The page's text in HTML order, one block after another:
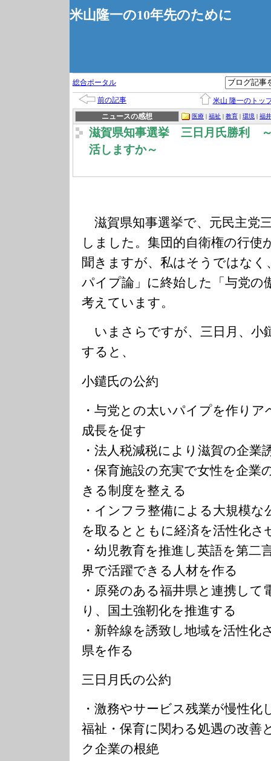
米山隆一の10年先のために
総合ポータル
前の記事
米山 隆一のトッ
ニュースの感想
医療 | 福祉 | 教育 | 環境 | 福
滋賀県知事選挙 三日月氏勝利 ～
活しますか～
滋賀県知事選挙で、元民主党
しました。集団的自衛権の行使
聞きますが、私はそうではな
パイプ論」に終始した「与党の
考えています。
いまさらですが、三日月、小
すると、
小鑓氏の公約
・与党との太いパイプを作り
成長を促す
・法人税減税により滋賀の企業
・保育施設の充実で女性を企業
きる制度を整える
・インフラ整備による大規模な
を取るとともに経済を活性化さ
・幼児教育を推進し英語を第二
界で活躍できる人材を作る
・原発のある福井県と連携して
り、国土強靭化を推進する
・新幹線を誘致し地域を活性化
県を作る
三日月氏の公約
・激務やサービス残業が慢性化
福祉・保育に関わる処遇の改善
ク企業の根絶